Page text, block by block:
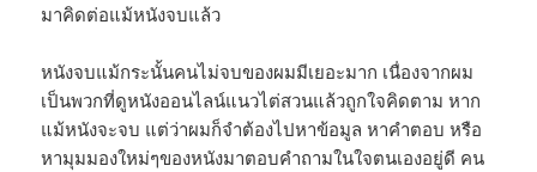
มาคิดต่อแม้หนังจบแล้ว
หนังจบแม้กระนั้นคนไม่จบของผมมีเยอะมาก เนื่องจากผม
เป็นพวกที่ดูหนังออนไลน์แนวไต่สวนแล้วถูกใจคิดตาม หาก
แม้หนังจะจบ แต่ว่าผมก็จำต้องไปหาข้อมูล หาคำตอบ หรือ
หามุมมองใหม่ๆของหนังมาตอบคำถามในใจตนเองอยู่ดี คน